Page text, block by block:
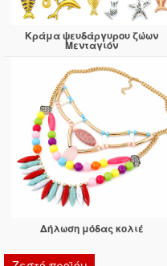
Κράμα ψευδάργυρου ζώων
Μενταγιόν
Δήλωση μόδας κολιέ